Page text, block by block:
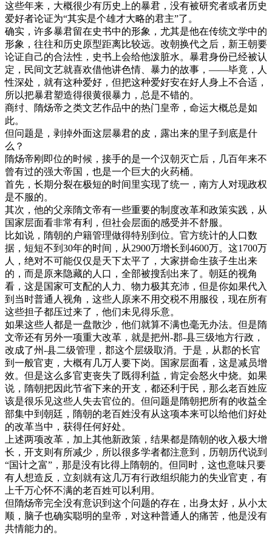
这些年来，大概很少有历史上的暴君，没有被研究者或者历史
爱好者论证为“其实是个雄才大略的君主”了。
确实，许多暴君留在史书中的形象，尤其是他在传统文学中的
形象，往往和历史原型距离比较远。改朝换代之后，新王朝要
论证自己的合法性，史书上会给他泼脏水。暴君身份已经被认
定，民间文艺就喜欢借他讲色情、暴力的故事，——毕竟，人
性深处，就有这种爱好，但把这种爱好安在好人身上不合适，
所以把暴君塑造得很黄很暴力，总是不错的。
商纣、隋炀帝之类文艺作品中的热门皇帝，命运大概总是如
此。
但问题是，剥掉外面这层暴君的皮，露出来的里子到底是什
么？
隋炀帝刚即位的时候，接手的是一个汉朝灭亡后，几百年来不
曾有过的强大帝国，也是一个巨大的火药桶。
首先，长期分裂在极短的时间里实现了统一，南方人对现政权
是不服的。
其次，他的父亲隋文帝有一些重要的制度改革和政策实践，从
国家层面看非常有利，但社会层面的感受并不舒服。
比如说，隋朝的户籍管理做得特别到位。官方统计的人口数
据，短短不到30年的时间，从2900万增长到4600万。这1700万
人，绝对不可能仅仅是天下太平了，大家拼命生孩子生出来
的，而是原来隐藏的人口，全部被搜刮出来了。朝廷的视角
看，这是国家可支配的人力、物力极其充沛，但是你如果代入
到当时普通人视角，这些人原来不用交税不用服役，现在所有
这些担子都压过来了，他们未见得乐意。
如果这些人都是一盘散沙，他们就算不满也毫无办法。但是隋
文帝还有另外一项重大改革，就是把州-郡-县三级地方行政，
改成了州-县二级管理，郡这个层级取消。于是，从郡的长官
到一般官吏，大概有几万人要下岗。国家层面看，这是减员增
效。但是这么多官吏丧失了既得利益，肯定会怒火中烧。如果
说，隋朝把因此节省下来的开支，都还利于民，那么老百姓应
该是很乐见这些人失去官位的。但问题是隋朝把所有的收益全
部集中到朝廷，隋朝的老百姓没有从这项本来可以给他们好处
的改革当中，获得任何好处。
上述两项改革，加上其他新政策，结果都是隋朝的收入极大增
长，开支则有所减少，所以很多学者都注意到，历朝历代说到
“国计之富”，那是没有比得上隋朝的。但同时，这也意味只要
有人想造反，立刻就有这几万有行政组织能力的失业官吏，有
上千万心怀不满的老百姓可以利用。
但隋炀帝完全没有意识到这个问题的存在，出身太好，从小太
顺，脑子也确实聪明的皇帝，对这种普通人的痛苦，他是没有
共情能力的。